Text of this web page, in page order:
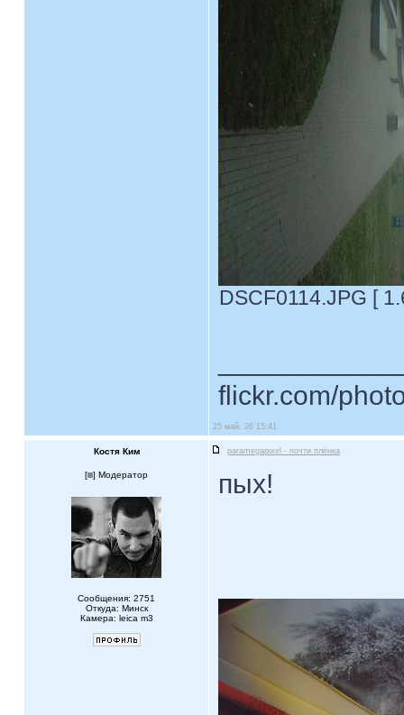
DSCF0114.JPG [
flickr.com/
25 май, 26 15:41
Костя Ким paramegapixel - почти плёнка
[ ] Модератор
Сообщения: 2751
Откуда: Минск
Камера: leica m3
пых!